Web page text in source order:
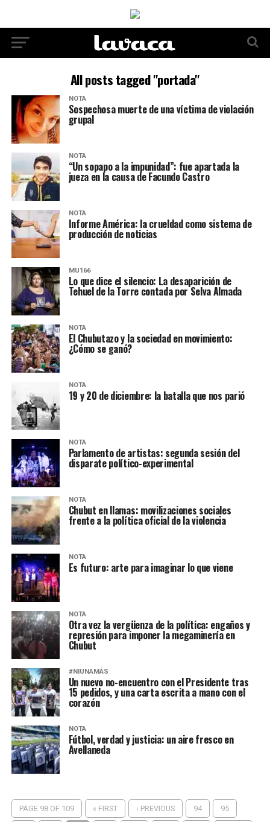
All posts tagged "portada"
NOTA
Sospechosa muerte de una víctima de violación
grupal
NOTA
“Un sopapo a la impunidad”: fue apartada la
jueza en la causa de Facundo Castro
NOTA
Informe América: la crueldad como sistema de
producción de noticias
MU166
Lo que dice el silencio: La desaparición de
Tehuel de la Torre contada por Selva Almada
NOTA
El Chubutazo y la sociedad en movimiento:
¿Cómo se ganó?
NOTA
19 y 20 de diciembre: la batalla que nos parió
NOTA
Parlamento de artistas: segunda sesión del
disparate político-experimental
NOTA
Chubut en llamas: movilizaciones sociales
frente a la política oficial de la violencia
NOTA
Es futuro: arte para imaginar lo que viene
NOTA
Otra vez la vergüenza de la política: engaños y
represión para imponer la megaminería en
Chubut
#NIUNAMÁS
Un nuevo no-encuentro con el Presidente tras
15 pedidos, y una carta escrita a mano con el
corazón
NOTA
Fútbol, verdad y justicia: un aire fresco en
Avellaneda
PAGE 98 OF 109 « FIRST ‹ PREVIOUS 94 95